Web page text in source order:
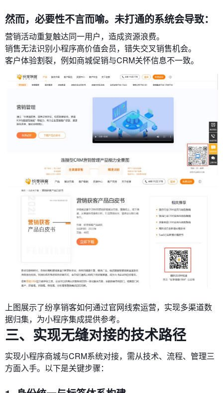
然而，必要性不言而喻。未打通的系统会导致：
营销活动重复触达同一用户，造成资源浪费。
销售无法识别小程序高价值会员，错失交叉销售机会。
客户体验割裂，例如商城促销与CRM关怀信息不一致。
上图展示了纷享销客如何通过官网线索运营，实现多渠道数
据归集，为小程序集成提供参考。
三、实现无缝对接的技术路径
实现小程序商城与CRM系统对接，需从技术、流程、管理三
方面入手。以下是关键步骤：